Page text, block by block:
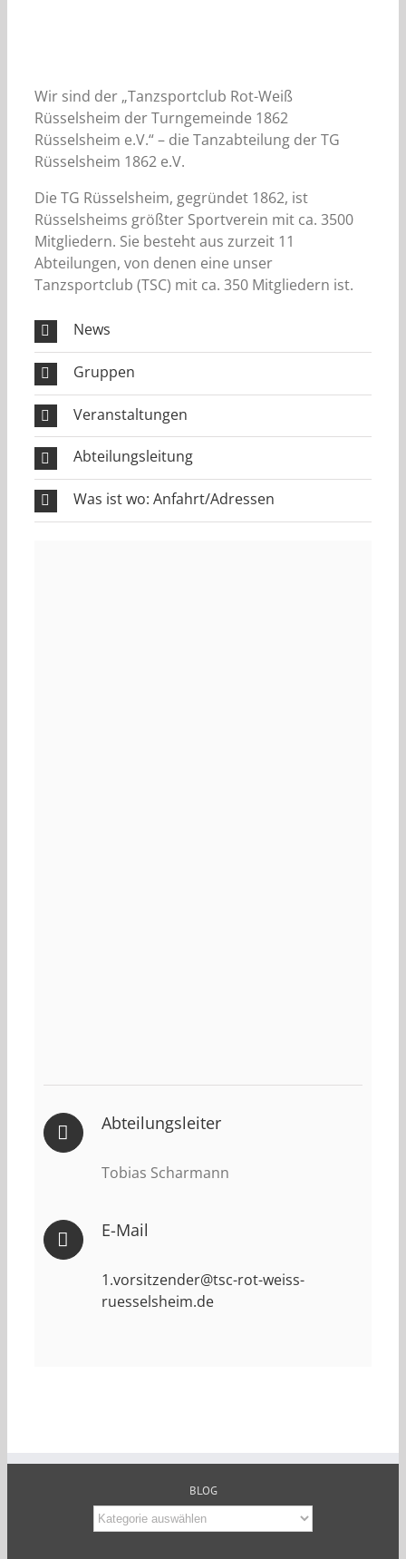
Wir sind der „Tanzsportclub Rot-Weiß
Rüsselsheim der Turngemeinde 1862
Rüsselsheim e.V.“ – die Tanzabteilung der TG
Rüsselsheim 1862 e.V.
Die TG Rüsselsheim, gegründet 1862, ist
Rüsselsheims größter Sportverein mit ca. 3500
Mitgliedern. Sie besteht aus zurzeit 11
Abteilungen, von denen eine unser
Tanzsportclub (TSC) mit ca. 350 Mitgliedern ist.
News
Gruppen
Veranstaltungen
Abteilungsleitung
Was ist wo: Anfahrt/Adressen
Abteilungsleiter
Tobias Scharmann
E-Mail
1.vorsitzender@tsc-rot-weiss-
ruesselsheim.de
BLOG
Blog